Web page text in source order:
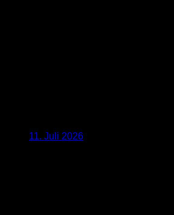
11. Juli 2026